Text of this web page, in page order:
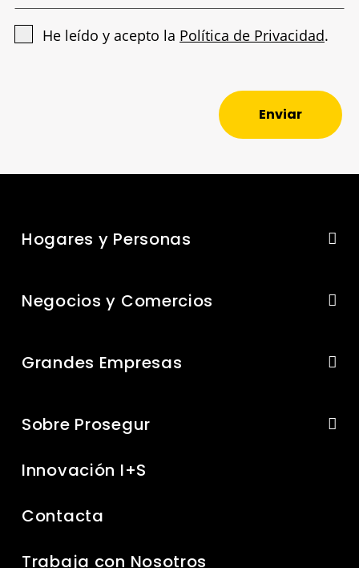
He leído y acepto la Política de Privacidad.
Enviar
Hogares y Personas
Negocios y Comercios
Grandes Empresas
Sobre Prosegur
Innovación I+S
Contacta
Trabaja con Nosotros